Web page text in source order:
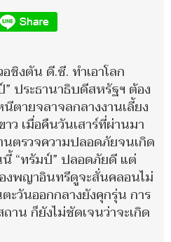
ชิงตัน ดี.ซี. ทำเอาโลก
ประธานาธิบดีสหรัฐฯ ต้อง
ตายจลาจลกลางงานเลี้ยง
ว เมื่อคืนวันเสาร์ที่ผ่านมา
ตรวจความปลอดภัยจนเกิด
“ทรัมป์” ปลอดภัยดี แต่
พญาอินทรีดูจะสั่นคลอนไม่
ะวันออกกลางยังคุกรุ่น การ
าน ก็ยังไม่ชัดเจนว่าจะเกิด